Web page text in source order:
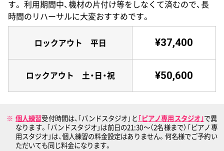
す。 利用期間中、機材の片付け等をしなくて済むので、長
時間のリハーサルに大変おすすめです。
ロックアウト 平日 ¥37,400
ロックアウト 土・日・祝 ¥50,600
個人練習受付時間は、｢バンドスタジオ｣と ｢ピアノ専用スタジオ｣で異
なります。｢バンドスタジオ」は前日の21:30〜（2名様まで）｢ピアノ専
用スタジオ｣は、個人練習の料金設定はありません。何名様でご予約い
ただいても同じ料金になります。